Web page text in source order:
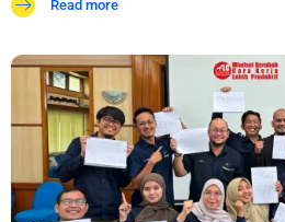
Read more